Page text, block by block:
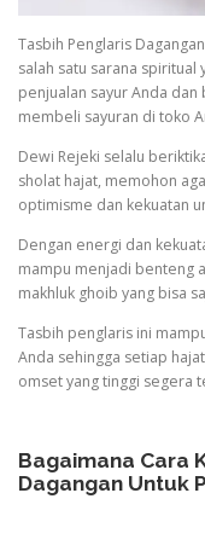
Tasbih Penglaris
salah satu sarana
penjualan sayur Anda
membeli sayuran di toko
Dewi Rejeki selalu
sholat hajat, memohon
optimisme dan kekuatan
Dengan energi dan
mampu menjadi benteng
makhluk ghoib yang bisa
Tasbih penglaris ini
Anda sehingga setiap
omset yang tinggi segera
Bagaimana Cara
Dagangan Untuk